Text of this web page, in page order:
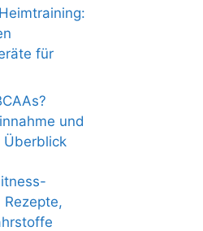
für
und
Überblick
Rezepte,